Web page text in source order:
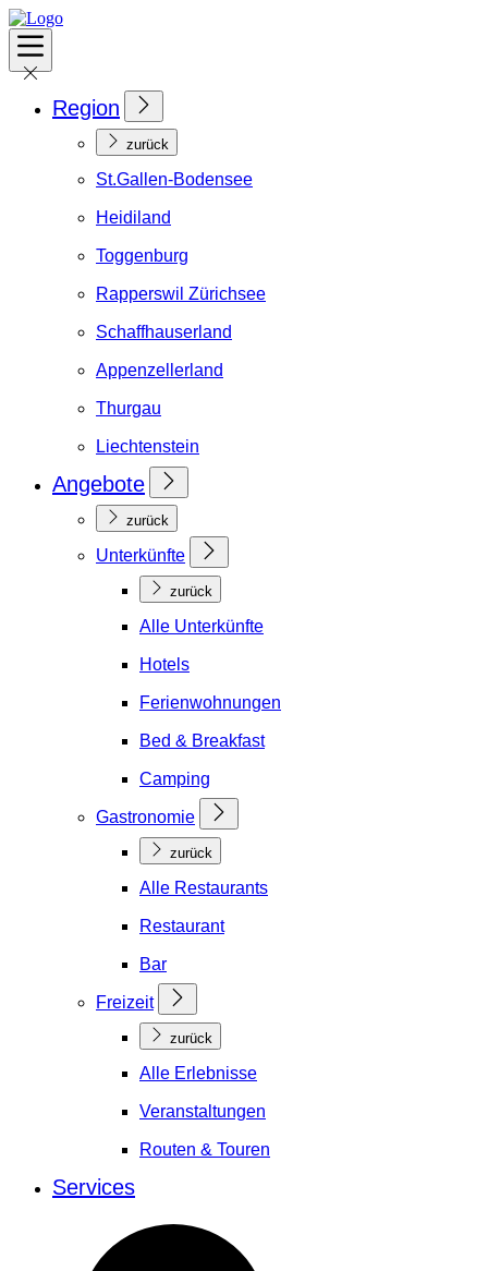
Region
zurück
St.Gallen-Bodensee
Heidiland
Toggenburg
Rapperswil Zürichsee
Schaffhauserland
Appenzellerland
Thurgau
Liechtenstein
Angebote
zurück
Unterkünfte
zurück
Alle Unterkünfte
Hotels
Ferienwohnungen
Bed & Breakfast
Camping
Gastronomie
zurück
Alle Restaurants
Restaurant
Bar
Freizeit
zurück
Alle Erlebnisse
Veranstaltungen
Routen & Touren
Services